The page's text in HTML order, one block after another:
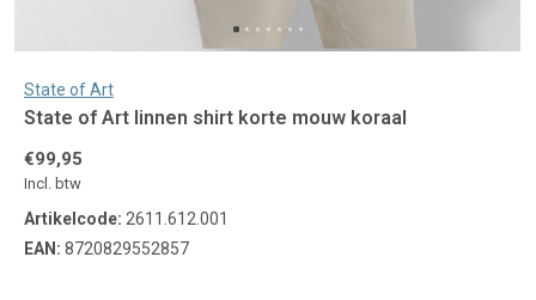
State of Art
State of Art linnen shirt korte mouw koraal
€99,95
Incl. btw
Artikelcode: 2611.612.001
EAN: 8720829552857